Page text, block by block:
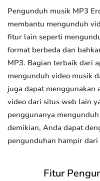
Pengunduh musik MP3
membantu mengunduh
fitur lain seperti
format berbeda dan
MP3. Bagian terbaik dari
mengunduh video musik
juga dapat
video dari situs web lain
penggunanya
demikian, Anda dapat
pengunduhan hampir dari
Fitur